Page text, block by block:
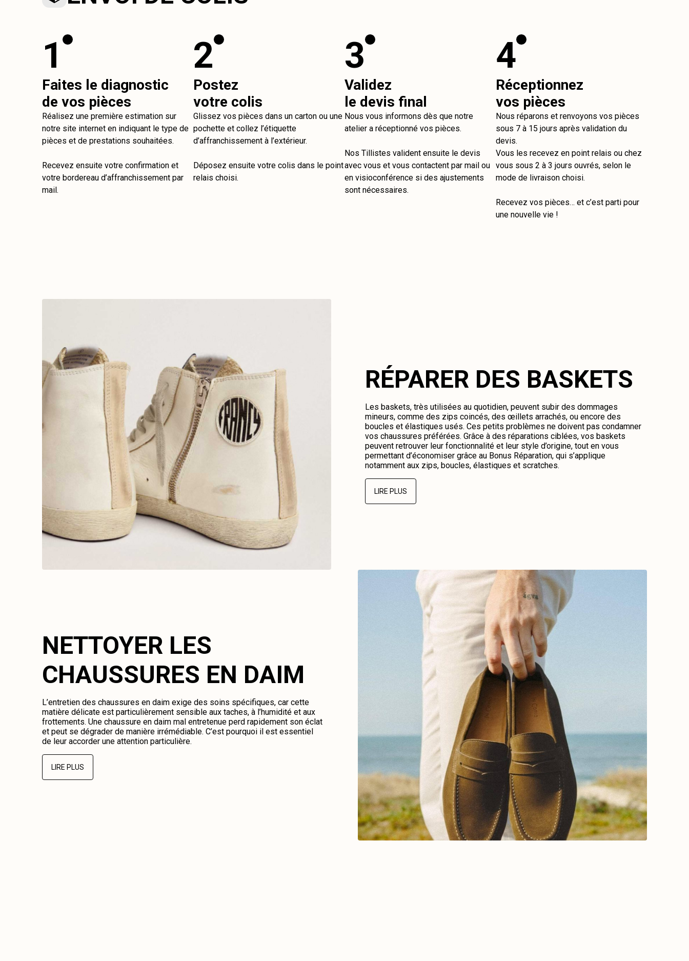
1
Faites le diagnostic
de vos pièces
Réalisez une première estimation sur
notre site internet en indiquant le type de
pièces et de prestations souhaitées.
Recevez ensuite votre confirmation et
votre bordereau d’affranchissement par
mail.
2
Postez
votre colis
Glissez vos pièces dans un carton ou une
pochette et collez l’étiquette
d’affranchissement à l’extérieur.
Déposez ensuite votre colis dans le point
relais choisi.
3
Validez
le devis final
Nous vous informons dès que notre
atelier a réceptionné vos pièces.
Nos Tillistes valident ensuite le devis
avec vous et vous contactent par mail ou
en visioconférence si des ajustements
sont nécessaires.
4
Réceptionnez
vos pièces
Nous réparons et renvoyons vos pièces
sous 7 à 15 jours après validation du
devis.
Vous les recevez en point relais ou chez
vous sous 2 à 3 jours ouvrés, selon le
mode de livraison choisi.
Recevez vos pièces… et c’est parti pour
une nouvelle vie !
RÉPARER DES BASKETS
Les baskets, très utilisées au quotidien, peuvent subir des dommages
mineurs, comme des zips coincés, des œillets arrachés, ou encore des
boucles et élastiques usés. Ces petits problèmes ne doivent pas condamner
vos chaussures préférées. Grâce à des réparations ciblées, vos baskets
peuvent retrouver leur fonctionnalité et leur style d’origine, tout en vous
permettant d’économiser grâce au Bonus Réparation, qui s’applique
notamment aux zips, boucles, élastiques et scratches.
LIRE PLUS
NETTOYER LES
CHAUSSURES EN DAIM
L’entretien des chaussures en daim exige des soins spécifiques, car cette
matière délicate est particulièrement sensible aux taches, à l’humidité et aux
frottements. Une chaussure en daim mal entretenue perd rapidement son éclat
et peut se dégrader de manière irrémédiable. C’est pourquoi il est essentiel
de leur accorder une attention particulière.
LIRE PLUS